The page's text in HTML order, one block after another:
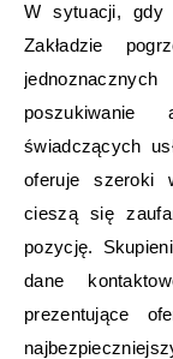
W sytuacji, gdy
Zakładzie
poszukiwanie
świadczących
oferuje szeroki
cieszą się
pozycję.
dane
prezentujące